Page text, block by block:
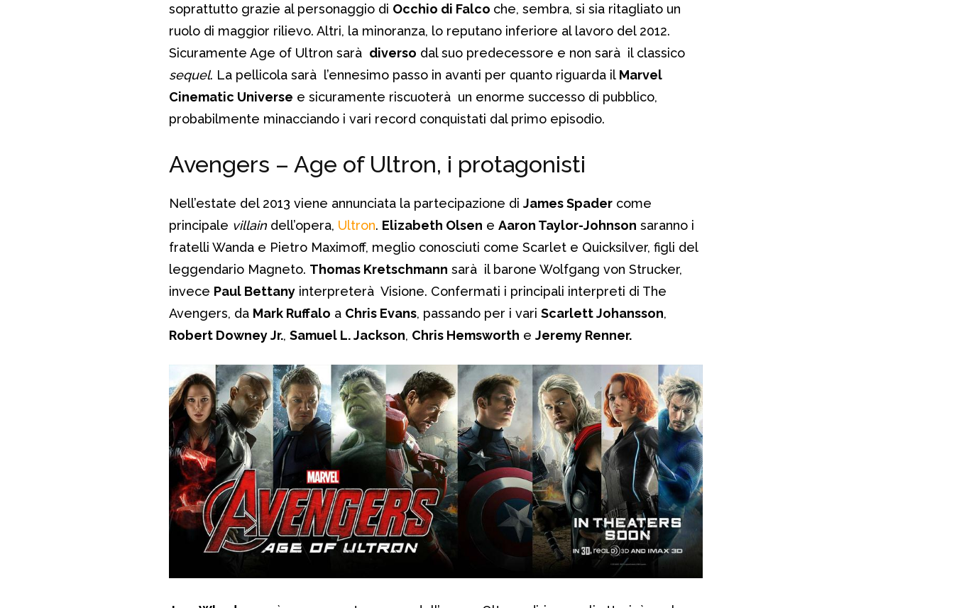
soprattutto grazie al personaggio di Occhio di Falco che, sembra, si sia ritagliato un
ruolo di maggior rilievo. Altri, la minoranza, lo reputano inferiore al lavoro del 2012.
Sicuramente Age of Ultron sarà diverso dal suo predecessore e non sarà il classico
sequel. La pellicola sarà l’ennesimo passo in avanti per quanto riguarda il Marvel
Cinematic Universe e sicuramente riscuoterà un enorme successo di pubblico,
probabilmente minacciando i vari record conquistati dal primo episodio.
Avengers – Age of Ultron, i protagonisti
Nell’estate del 2013 viene annunciata la partecipazione di James Spader come
principale villain dell’opera, Ultron. Elizabeth Olsen e Aaron Taylor-Johnson saranno i
fratelli Wanda e Pietro Maximoff, meglio conosciuti come Scarlet e Quicksilver, figli del
leggendario Magneto. Thomas Kretschmann sarà il barone Wolfgang von Strucker,
invece Paul Bettany interpreterà Visione. Confermati i principali interpreti di The
Avengers, da Mark Ruffalo a Chris Evans, passando per i vari Scarlett Johansson,
Robert Downey Jr., Samuel L. Jackson, Chris Hemsworth e Jeremy Renner.